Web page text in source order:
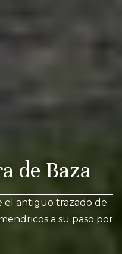
de Baza
el antiguo trazado de
a su paso por